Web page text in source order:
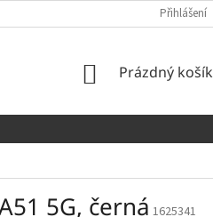
Přihlášení
NÁKUPNÍ
Prázdný košík
5G, černá 1625341